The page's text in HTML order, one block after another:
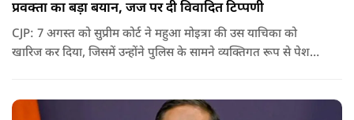
प्रवक्ता का बड़ा बयान, जज पर दी विवादित टिप्पणी
CJP: 7 अगस्त को सुप्रीम कोर्ट ने महुआ मोइत्रा की उस याचिका को
खारिज कर दिया, जिसमें उन्होंने पुलिस के सामने व्यक्तिगत रूप से पेश
केंद्र बन गई है.